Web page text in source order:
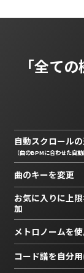
「全て
自動スクロール
（曲のBPMに合わせた自動
曲のキーを変更
お気に入りに上
加
メトロノームを
コード譜を自分